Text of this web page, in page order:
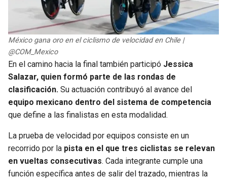
México gana oro en el ciclismo de velocidad en Chile |
@COM_Mexico
En el camino hacia la final también participó Jessica
Salazar, quien formó parte de las rondas de
clasificación. Su actuación contribuyó al avance del
equipo mexicano dentro del sistema de competencia
que define a las finalistas en esta modalidad.
La prueba de velocidad por equipos consiste en un
recorrido por la pista en el que tres ciclistas se relevan
en vueltas consecutivas. Cada integrante cumple una
función específica antes de salir del trazado, mientras la